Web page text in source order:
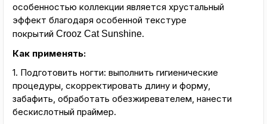
особенностью коллекции является хрустальный
эффект благодаря особенной текстуре
покрытий Crooz Cat Sunshine.
Как применять:
1. Подготовить ногти: выполнить гигиенические
процедуры, скорректировать длину и форму,
забафить, обработать обезжиревателем, нанести
бескислотный праймер.